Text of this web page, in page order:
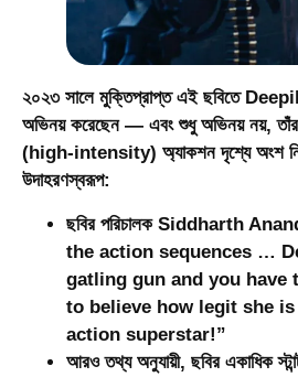
২০২৩ সালে মুক্তিপ্রাপ্ত এই ছবিতে
অভিনয় করেছেন — এবং শুধু অভিনয় নয়, তাঁর
(high-intensity) অ্যাকশন দৃশ্যে অংশ
উদাহরণস্বরূপ:
ছবির পরিচালক Siddharth
the action sequences …
gatling gun and you have
to believe how legit she
action superstar!”
আরও তথ্য অনুযায়ী, ছবির একাধিক